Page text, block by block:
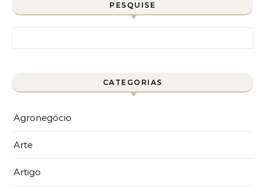
PESQUISE
CATEGORIAS
Agronegócio
Arte
Artigo